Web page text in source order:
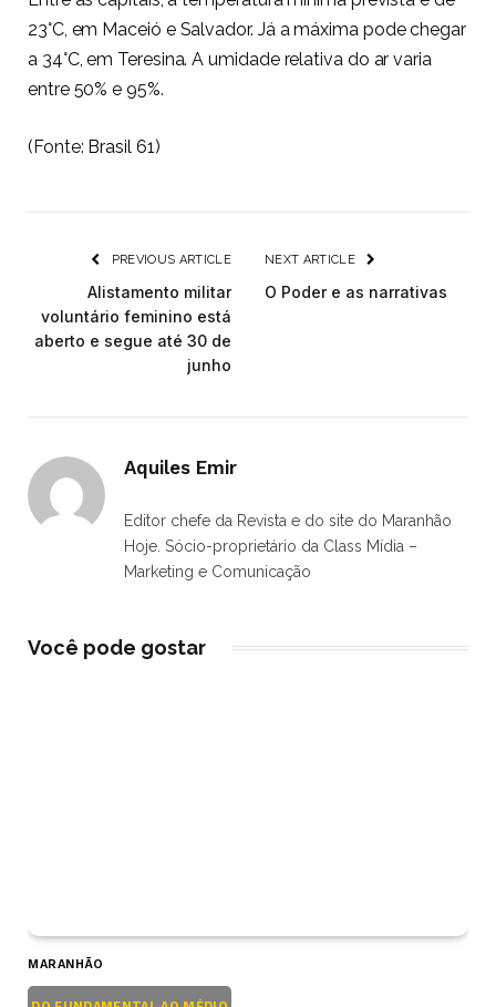
23°C, em Maceió e Salvador. Já a máxima pode chegar
a 34°C, em Teresina. A umidade relativa do ar varia
entre 50% e 95%.
(Fonte: Brasil 61 )
PREVIOUS ARTICLE
Alistamento militar
voluntário feminino está
aberto e segue até 30 de
junho
NEXT ARTICLE
O Poder e as narrativas
Aquiles Emir
Editor chefe da Revista e do site do Maranhão
Hoje. Sócio-proprietário da Class Mídia –
Marketing e Comunicação
Você pode gostar
MARANHÃO